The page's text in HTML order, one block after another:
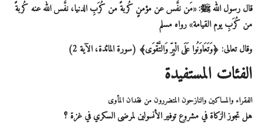
قال رسول الله ﷺ: «مَن نفَّس عن مؤمنٍ كُربةً من كُرَبِ الدنيا، نفَّس الله عنه كُربةً
من كُرَبِ يوم القيامة» رواه مسلم
وقال تعالى: ﴿وَتَعَاوَنُوا عَلَى الْبِرِّ وَالتَّقْوَى﴾ (سورة المائدة، الآية 2)
الفئات المستفيدة
الفقراء والمساكين والنازحون المتضررون من فقدان المأوى
هل تجوز الزكاة في مشروع توفير الأنسولين لمرضى السكري في غزة ؟